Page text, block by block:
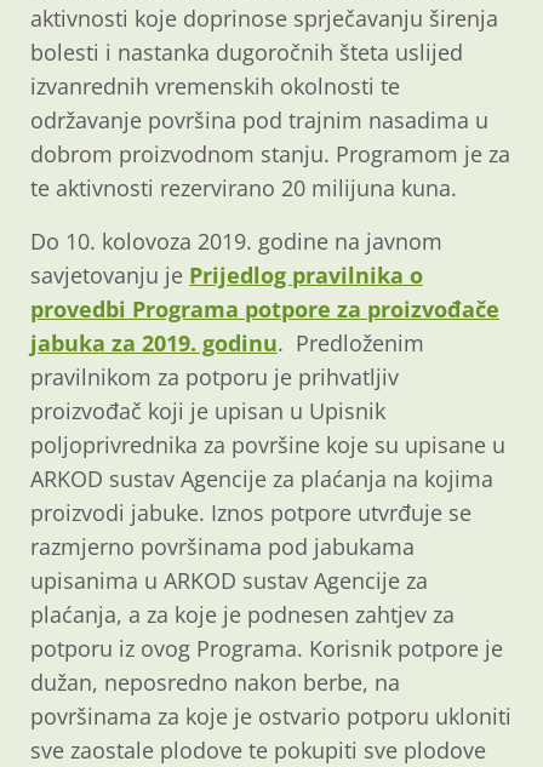
aktivnosti koje doprinose sprječavanju širenja
bolesti i nastanka dugoročnih šteta uslijed
izvanrednih vremenskih okolnosti te
održavanje površina pod trajnim nasadima u
dobrom proizvodnom stanju. Programom je za
te aktivnosti rezervirano 20 milijuna kuna.
Do 10. kolovoza 2019. godine na javnom
savjetovanju je Prijedlog pravilnika o
provedbi Programa potpore za proizvođače
jabuka za 2019. godinu. Predloženim
pravilnikom za potporu je prihvatljiv
proizvođač koji je upisan u Upisnik
poljoprivrednika za površine koje su upisane u
ARKOD sustav Agencije za plaćanja na kojima
proizvodi jabuke. Iznos potpore utvrđuje se
razmjerno površinama pod jabukama
upisanima u ARKOD sustav Agencije za
plaćanja, a za koje je podnesen zahtjev za
potporu iz ovog Programa. Korisnik potpore je
dužan, neposredno nakon berbe, na
površinama za koje je ostvario potporu ukloniti
sve zaostale plodove te pokupiti sve plodove